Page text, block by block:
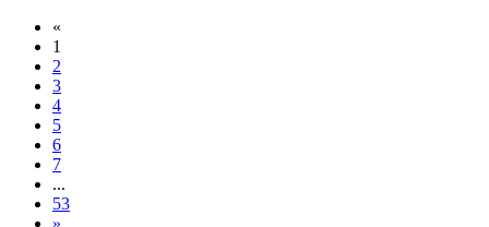
«
1
2
3
4
5
6
7
...
53
»